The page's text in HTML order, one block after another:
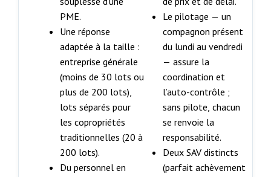
PME.
Une réponse
adaptée à la taille :
entreprise générale
(moins de 30 lots ou
plus de 200 lots),
lots séparés pour
les copropriétés
traditionnelles (20 à
200 lots).
Du personnel en
Le pilotage — un
compagnon présent
du lundi au vendredi
— assure la
coordination et
l’auto-contrôle ;
sans pilote, chacun
se renvoie la
responsabilité.
Deux SAV distincts
(parfait achèvement